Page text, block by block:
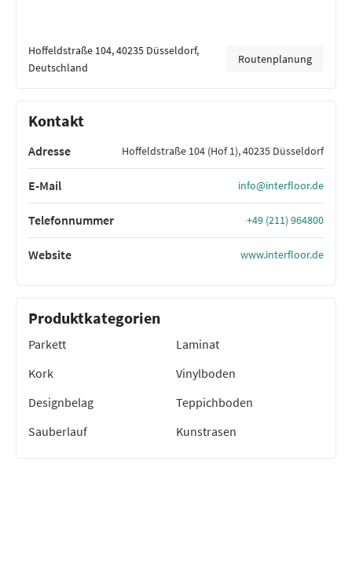
Hoffeldstraße 104, 40235 Düsseldorf,
Deutschland
Routenplanung
Kontakt
Adresse Hoffeldstraße 104 (Hof 1), 40235 Düsseldorf
E-Mail info@interfloor.de
Telefonnummer +49 (211) 964800
Website www.interfloor.de
Produktkategorien
Parkett
Laminat
Kork
Vinylboden
Designbelag
Teppichboden
Sauberlauf
Kunstrasen